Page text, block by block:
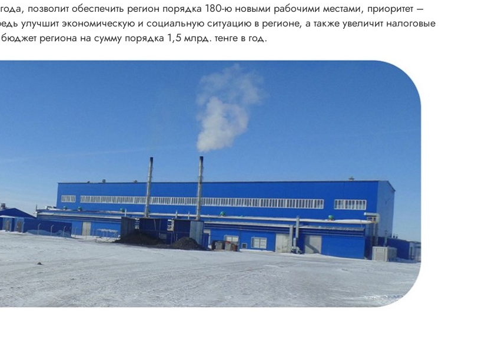
позволит обеспечить регион порядка 180-ю новыми рабочими местами, приоритет –
улучшит экономическую и социальную ситуацию в регионе, а также увеличит налоговые
региона на сумму порядка 1,5 млрд. тенге в год.